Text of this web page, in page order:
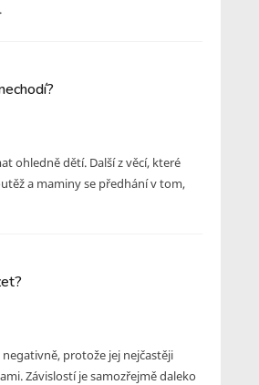
ohledně dětí. Další z věcí, které
a maminy se předhání v tom,
protože jej nejčastěji
Závislostí je samozřejmě daleko